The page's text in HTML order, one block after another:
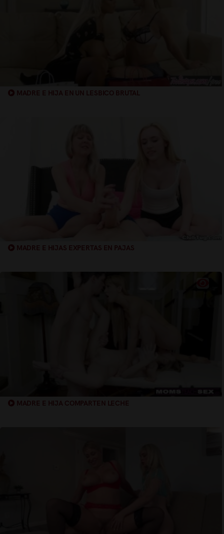
MADRE E HIJA EN UN LESBICO BRUTAL
MADRE E HIJAS EXPERTAS EN PAJAS
MADRE E HIJA COMPARTEN LECHE